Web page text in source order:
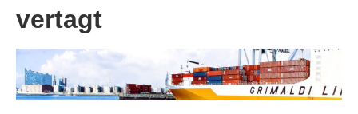
vertagt